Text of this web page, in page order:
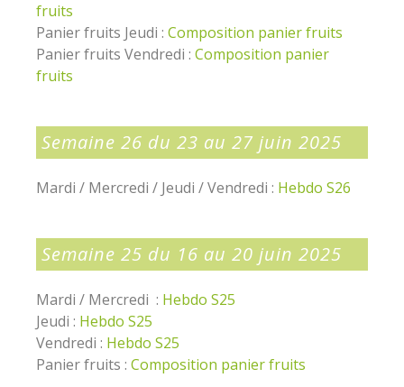
fruits
Panier fruits Jeudi : Composition panier fruits
Panier fruits Vendredi : Composition panier
fruits
Semaine 26 du 23 au 27 juin 2025
Mardi / Mercredi / Jeudi / Vendredi : Hebdo S26
Semaine 25 du 16 au 20 juin 2025
Mardi / Mercredi : Hebdo S25
Jeudi : Hebdo S25
Vendredi : Hebdo S25
Panier fruits : Composition panier fruits